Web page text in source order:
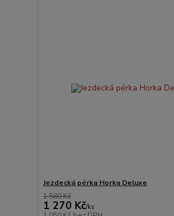
Jezdecká pérka Horka Deluxe
1 580 Kč
1 270 Kč/ks